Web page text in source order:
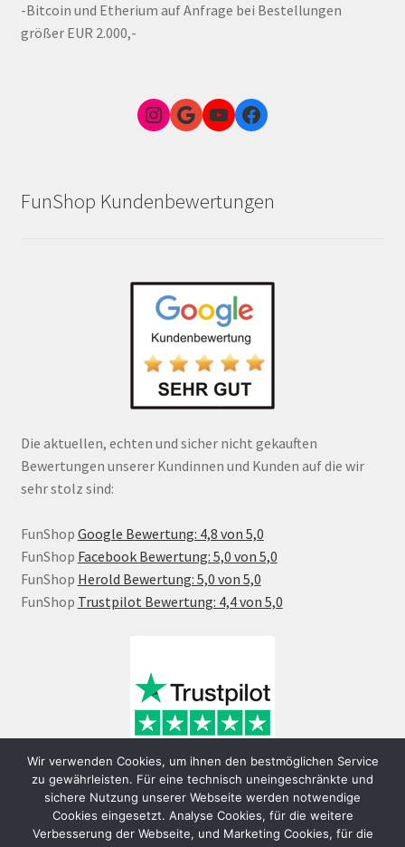
-Bitcoin und Etherium auf Anfrage bei Bestellungen
größer EUR 2.000,-
Instagram
Google Link zum FunShop WienYouTubeFacebook
FunShop Kundenbewertungen
Die aktuellen, echten und sicher nicht gekauften
Bewertungen unserer Kundinnen und Kunden auf die wir
sehr stolz sind:
FunShop Google Bewertung: 4,8 von 5,0
FunShop Facebook Bewertung: 5,0 von 5,0
FunShop Herold Bewertung: 5,0 von 5,0
FunShop Trustpilot Bewertung: 4,4 von 5,0
Wir verwenden Cookies, um ihnen den bestmöglichen Service
zu gewährleisten. Für eine technisch uneingeschränkte und
sichere Nutzung unserer Webseite werden notwendige
Cookies eingesetzt. Analyse Cookies, für die weitere
Verbesserung der Webseite, und Marketing Cookies, für die